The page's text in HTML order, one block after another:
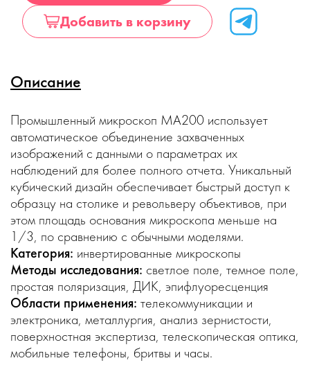
Добавить в корзину
Описание
Промышленный микроскоп МА200 использует
автоматическое объединение захваченных
изображений с данными о параметрах их
наблюдений для более полного отчета. Уникальный
кубический дизайн обеспечивает быстрый доступ к
образцу на столике и револьверу объективов, при
этом площадь основания микроскопа меньше на
1/3, по сравнению с обычными моделями.
Категория: инвертированные микроскопы
Методы исследования: светлое поле, темное поле,
простая поляризация, ДИК, эпифлуоресценция
Области применения: телекоммуникации и
электроника, металлургия, анализ зернистости,
поверхностная экспертиза, телескопическая оптика,
мобильные телефоны, бритвы и часы.